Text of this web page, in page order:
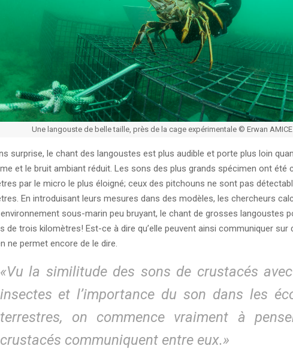
Une langouste de belle taille, près de la cage expérimentale © Erwan AMICE
surprise, le chant des langoustes est plus audible et porte plus loin
et le bruit ambiant réduit. Les sons des plus grands spécimen ont été
par le micro le plus éloigné; ceux des pitchouns ne sont pas
En introduisant leurs mesures dans des modèles, les chercheurs
sous-marin peu bruyant, le chant de grosses langoustes
de trois kilomètres! Est-ce à dire qu’elle peuvent ainsi communiquer sur
ne permet encore de le dire.
«Vu la similitude des sons de crustacés
insectes et l’importance du son dans les
terrestres, on commence vraiment à
crustacés communiquent entre eux.»